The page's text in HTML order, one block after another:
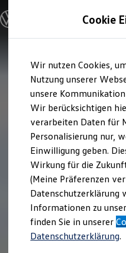
Hauptinhalt
springen
Footer
springen
Modelle und
Konfigurator
Modelle
Elektroautos
ENERGY
Nutzfahrzeuge
SUV und CUV
Familienautos
Kombis
Kompaktwagen
Sportwagen
Schnell verfügbare
Angebote und Produkte
Aktuelle Angebote
E-Auto-Förderung
Volkswagen
Die ENERGY
Junge
Volkswagen
Cookie
Wir nutzen Cookies,
Nutzung unserer
unsere
Wir berücksichtigen
verarbeiten Daten für
Personalisierung nur,
Einwilligung geben.
Wirkung für die
(Meine Präferenzen
Datenschutzerklärung
Informationen zu
finden Sie in unserer
Datenschutzerklärung.